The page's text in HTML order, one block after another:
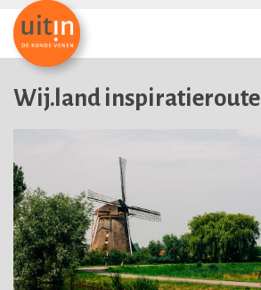
Wij.land inspiratieroute